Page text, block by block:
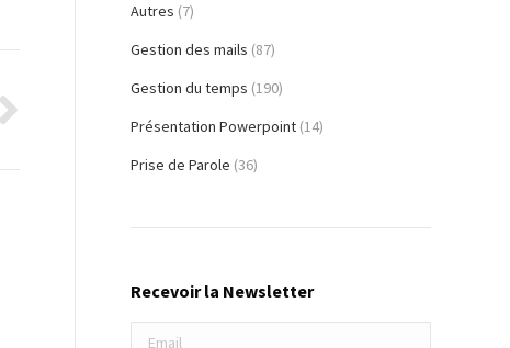
Autres (7)
Gestion des mails (87)
Gestion du temps (190)
Présentation Powerpoint (14)
Prise de Parole (36)
Recevoir la Newsletter